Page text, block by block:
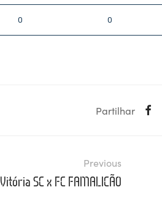
0 0
Partilhar
Previous
Vitória SC x FC FAMALICÃO